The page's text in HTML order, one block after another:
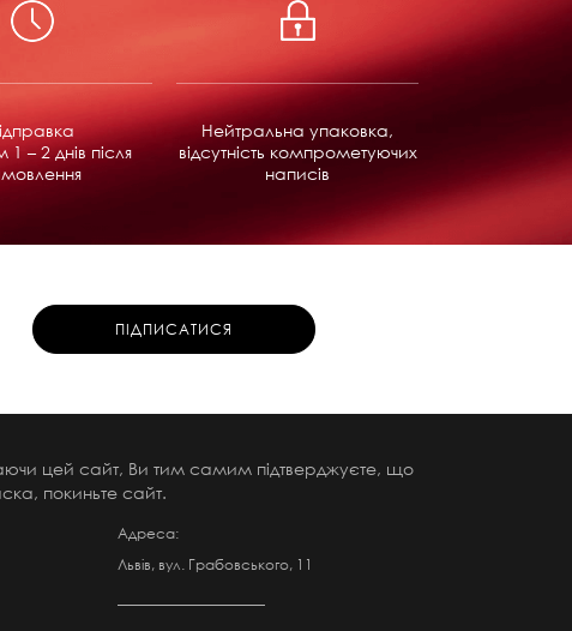
1 – 2 днів після
Нейтральна упаковка,
відсутність компрометуючих
написів
цей сайт, Ви тим самим підтверджуєте, що
покиньте сайт.
Адреса:
Львів, вул. Грабовського, 11